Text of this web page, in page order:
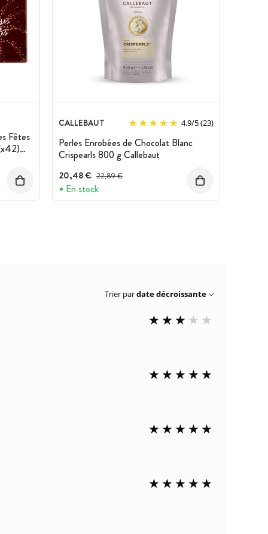
Fêtes
CALLEBAUT 4.9/5(23)
Perles Enrobées de Chocolat Blanc
Crispearls 800 g Callebaut
20,48 € Prix avant réduction :
22,89 €
En stock
Trier pardate décroissante